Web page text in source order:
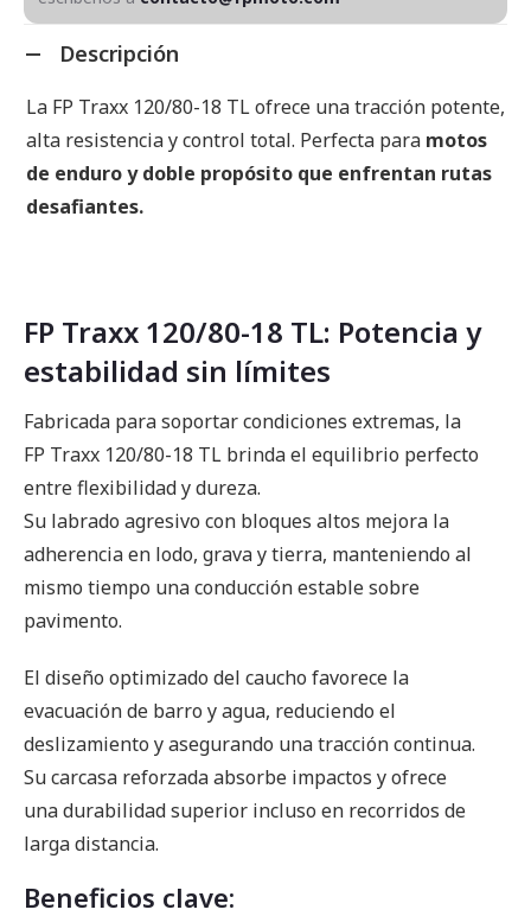
Descripción
La FP Traxx 120/80-18 TL ofrece una tracción potente,
alta resistencia y control total. Perfecta para motos
de enduro y doble propósito que enfrentan rutas
desafiantes.
FP Traxx 120/80-18 TL: Potencia y
estabilidad sin límites
Fabricada para soportar condiciones extremas, la
FP Traxx 120/80-18 TL brinda el equilibrio perfecto
entre flexibilidad y dureza.
Su labrado agresivo con bloques altos mejora la
adherencia en lodo, grava y tierra, manteniendo al
mismo tiempo una conducción estable sobre
pavimento.
El diseño optimizado del caucho favorece la
evacuación de barro y agua, reduciendo el
deslizamiento y asegurando una tracción continua.
Su carcasa reforzada absorbe impactos y ofrece
una durabilidad superior incluso en recorridos de
larga distancia.
Beneficios clave: